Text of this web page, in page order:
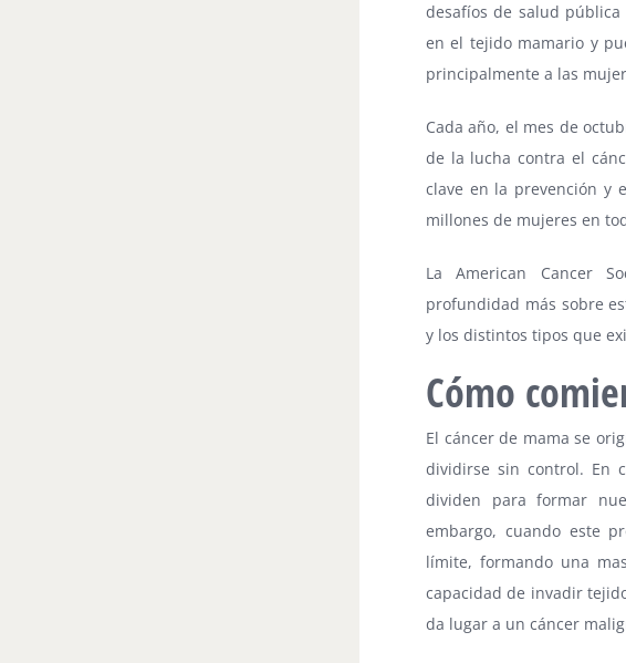
desafíos de salud
en el tejido mamario y
principalmente a las
Cada año, el mes de
de la lucha contra el
clave en la prevención y
millones de mujeres en
La American Cancer
profundidad más sobre
y los distintos tipos que
Cómo
El cáncer de mama se
dividirse sin control. En
dividen para formar
embargo, cuando este
límite, formando una
capacidad de invadir
da lugar a un cáncer